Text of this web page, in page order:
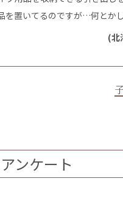
を置いてるのですが…何とか
(北
ンケート